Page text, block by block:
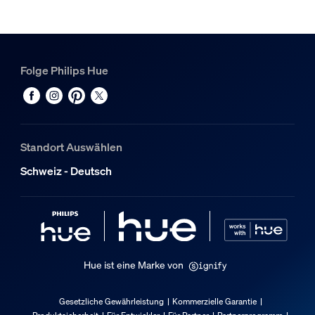
Hue Dimmschalter weiß V2
Folge Philips Hue
Standort Auswählen
Schweiz - Deutsch
Hue ist eine Marke von
Gesetzliche Gewährleistung
Kommerzielle Garantie